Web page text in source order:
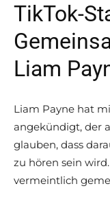
TikTok-
Liam
Liam Payne hat
angekündigt, der
glauben, dass
zu hören sein
vermeintlich